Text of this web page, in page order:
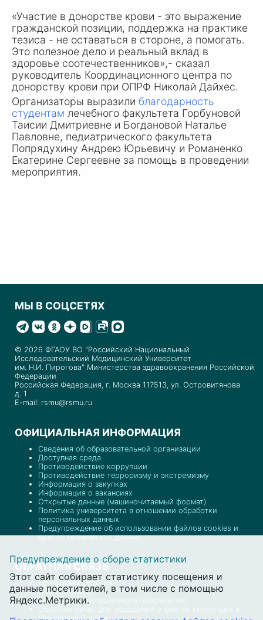
«Участие в донорстве крови - это выражение
гражданской позиции, поддержка на практике
тезиса - не оставаться в стороне, а помогать.
Это полезное дело и реальный вклад в
здоровье соотечественников»,- сказал
руководитель Координационного центра по
донорству крови при ОПРФ Николай Дайхес.
Организаторы выразили благодарность
студентам лечебного факультета Горбуновой
Таисии Дмитриевне и Богдановой Наталье
Павловне, педиатрического факультета
Попрядухину Андрею Юрьевичу и Романенко
Екатерине Сергеевне за помощь в проведении
мероприятия.
МЫ В СОЦСЕТЯХ
© 2026 ФГАОУ ВО "Российский Национальный
Исследовательский Медицинский Университет
им. Н.И. Пирогова" Министерства здравоохранения Российской
Федерации
Российская Федерация, г. Москва 117513, ул. Островитянова
д. 1
E-mail: rsmu@rsmu.ru
ОФИЦИАЛЬНАЯ ИНФОРМАЦИЯ
Сведения об образовательной организации
Доступная среда
Противодействие коррупции
Противодействие терроризму и экстремизму
Информация о закупках
Информация о вакансиях
Открытые данные (машиночитаемый формат)
Политика университета в отношении обработки
персональных данных
Предупреждение об использовании файлов cookies и
других технических данных
ОБРАТНАЯ СВЯЗЬ
Приемная комиссия
Пресс-служба
Отдел документационного обеспечения
Минздраве России
Предупреждение о сборе статистики
Этот сайт собирает статистику посещения и
данные посетителей, в том числе с помощью
Яндекс.Метрики.